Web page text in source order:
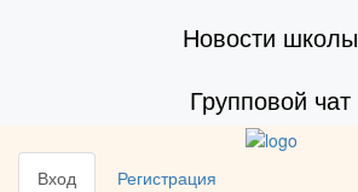
Новости школы
Групповой чат
Вход Регистрация